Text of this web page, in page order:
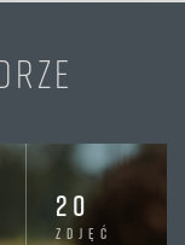
20
zdjęć